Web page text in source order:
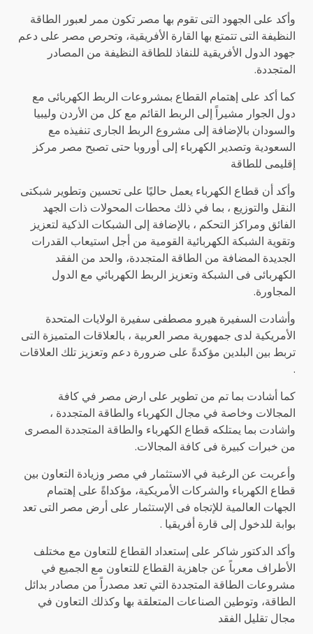
وأكد على الجهود التى تقوم بها مصر تكون ممر لعبور الطاقة
النظيفة التى تتمتع بها القارة الأفريقية، وتحرص مصر على دعم
جهود الدول الأفريقية للنفاذ للطاقة النظيفة من المصادر
المتجددة.
كما أكد على إهتمام القطاع بمشروعات الربط الكهربائى مع
دول الجوار مشيراً إلى الربط القائم مع كل من الأردن وليبيا
والسودان بالإضافة إلى مشروع الربط الجارى تنفيذه مع
السعودية وتصدير الكهرباء إلى أوروبا حتى تصبح مصر مركز
إقليمى للطاقة
وأكد أن قطاع الكهرباء يعمل حاليًا على تحسين وتطوير شبكتى
النقل والتوزيع ، بما في ذلك محطات المحولات ذات الجهد
الفائق ومراكز التحكم ، بالإضافة إلى الشبكات الذكية لتعزيز
وتقوية الشبكة الكهربائية القومية من أجل استيعاب القدرات
الجديدة المضافة من الطاقة المتجددة، والحد من الفقد
الكهربائى فى الشبكة وتعزيز الربط الكهربائي مع الدول
المجاورة.
وأشادت السفيرة هيرو مصطفى سفيرة الولايات المتحدة
الأمريكية لدى جمهورية مصر العربية ، بالعلاقات المتميزة التى
تربط بين البلدين مؤكدةً على ضرورة دعم وتعزيز تلك العلاقات
.
كما أشادت بما تم من تطوير على ارض مصر في كافة
المجالات وخاصة في مجال الكهرباء والطاقة المتجددة ،
واشادت بما يمتلكه قطاع الكهرباء والطاقة المتجددة المصرى
من خبرات كبیرة فى كافة المجالات.
وأعربت عن الرغبة في الاستثمار في مصر وزيادة التعاون بين
قطاع الكهرباء والشركات الأمريكية، مؤكداةً على إهتمام
الجهات العالمية للإتجاه فى الإستثمار على أرض مصر التى تعد
بوابة للدخول إلى قارة أفريقيا .
وأكد الدكتور شاكر على إستعداد القطاع للتعاون مع مختلف
الأطراف معرباً عن جاهزية القطاع للتعاون مع الجميع في
مشروعات الطاقة المتجددة التي تعد مصدراً من مصادر بدائل
الطاقة، وتوطين الصناعات المتعلقة بها وكذلك التعاون في
مجال تقليل الفقد